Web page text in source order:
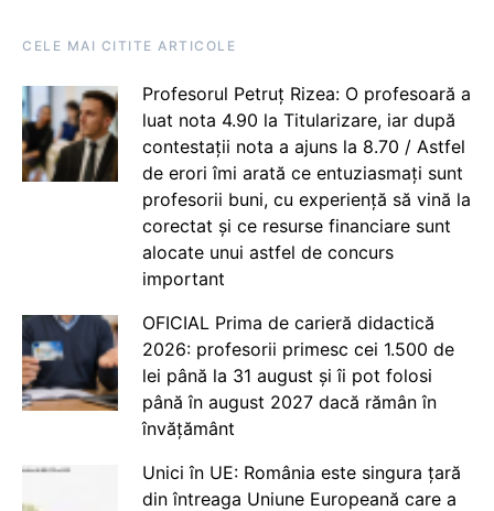
CELE MAI CITITE ARTICOLE
Profesorul Petruț Rizea: O profesoară a
luat nota 4.90 la Titularizare, iar după
contestații nota a ajuns la 8.70 / Astfel
de erori îmi arată ce entuziasmați sunt
profesorii buni, cu experiență să vină la
corectat și ce resurse financiare sunt
alocate unui astfel de concurs
important
OFICIAL Prima de carieră didactică
2026: profesorii primesc cei 1.500 de
lei până la 31 august și îi pot folosi
până în august 2027 dacă rămân în
învățământ
Unici în UE: România este singura țară
din întreaga Uniune Europeană care a